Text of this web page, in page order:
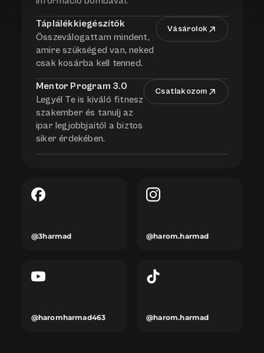
Táplálékkiegészítők
Összeválogattam mindent,
amire szükséged van, neked
csak kosárba kell tenned.
Vásárolok
Mentor Program 3.0
Legyél Te is kiváló fitnesz
szakember és tanulj az
ipar legjobbjaitól a biztos
siker érdekében.
Csatlakozom
@3harmad @harom.harmad
@haromharmad463 @harom.harmad